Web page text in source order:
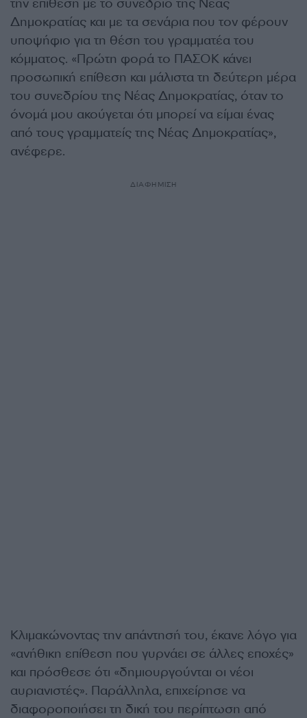
την επίθεση με το συνέδριο της Νέας
Δημοκρατίας και με τα σενάρια που τον φέρουν
υποψήφιο για τη θέση του γραμματέα του
κόμματος. «Πρώτη φορά το ΠΑΣΟΚ κάνει
προσωπική επίθεση και μάλιστα τη δεύτερη μέρα
του συνεδρίου της Νέας Δημοκρατίας, όταν το
όνομά μου ακούγεται ότι μπορεί να είμαι ένας
από τους γραμματείς της Νέας Δημοκρατίας»,
ανέφερε.
ΔΙΑΦΗΜΙΣΗ
Κλιμακώνοντας την απάντησή του, έκανε λόγο για
«ανήθικη επίθεση που γυρνάει σε άλλες εποχές»
και πρόσθεσε ότι «δημιουργούνται οι νέοι
αυριανιστές». Παράλληλα, επιχείρησε να
διαφοροποιήσει τη δική του περίπτωση από